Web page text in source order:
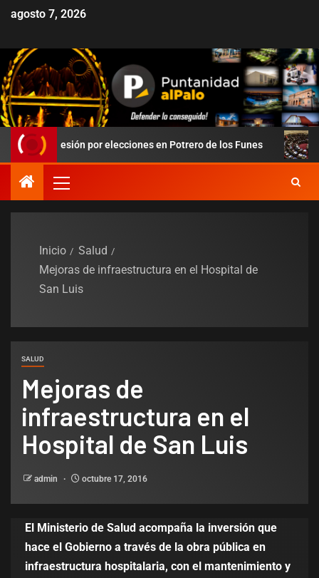
agosto 7, 2026
por elecciones en Potrero de los Funes Duro
Inicio
Salud
Mejoras de infraestructura en el Hospital de
San Luis
SALUD
Mejoras de
infraestructura en el
Hospital de San Luis
admin octubre 17, 2016
El Ministerio de Salud acompaña la inversión que
hace el Gobierno a través de la obra pública en
infraestructura hospitalaria, con el mantenimiento y